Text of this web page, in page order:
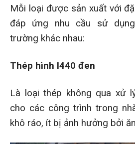
Mỗi loại được sản xuất với
đáp ứng nhu cầu sử
trường khác nhau:
Thép hình I440 đen
Là loại thép không qua xử
cho các công trình trong
khô ráo, ít bị ảnh hưởng bởi